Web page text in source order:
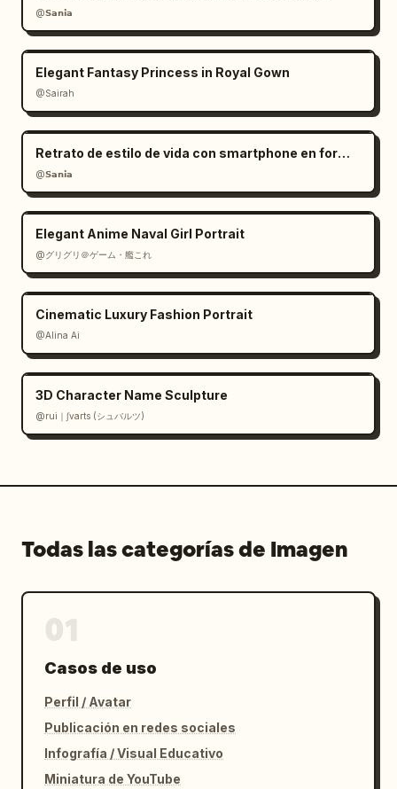
@𝗦𝗮𝗻𝗶𝗮
Elegant Fantasy Princess in Royal Gown
@Sairah
Retrato de estilo de vida con smartphone en formato RAW
@𝗦𝗮𝗻𝗶𝗮
Elegant Anime Naval Girl Portrait
@グリグリ＠ゲーム・艦これ
Cinematic Luxury Fashion Portrait
@Alina Ai
3D Character Name Sculpture
@rui｜∫varts (シュバルツ)
Todas las categorías de Imagen
Casos de uso
Perfil / Avatar
Publicación en redes sociales
Infografía / Visual Educativo
Miniatura de YouTube